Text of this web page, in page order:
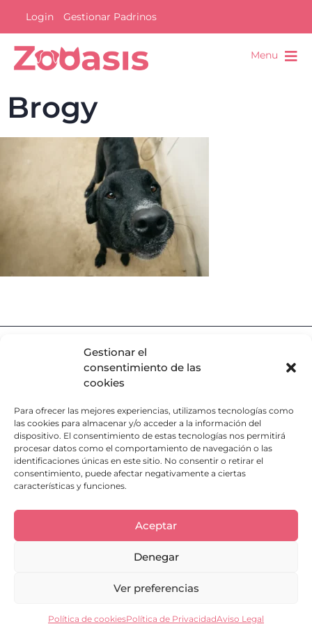
Gestionar el
consentimiento de las
cookies
Para ofrecer las mejores experiencias, utilizamos tecnologías como
las cookies para almacenar y/o acceder a la información del
dispositivo. El consentimiento de estas tecnologías nos permitirá
procesar datos como el comportamiento de navegación o las
identificaciones únicas en este sitio. No consentir o retirar el
consentimiento, puede afectar negativamente a ciertas
características y funciones.
Aceptar
Denegar
Ver preferencias
Política de cookiesPolítica de PrivacidadAviso Legal
Login Gestionar Padrinos
Menu
Brogy
Política de privacidad
Política de Cookies
Responsabilidad
Baja Padrinos
Servicio Técnico
Trabaja con nosotros
SOLO PARA RESCATES
664 13 28 80